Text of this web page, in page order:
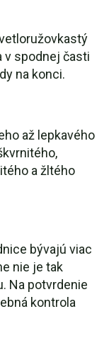
v spodnej časti
na konci.
až lepkavého
a žltého
bývajú viac
nie je tak
Na potvrdenie
kontrola